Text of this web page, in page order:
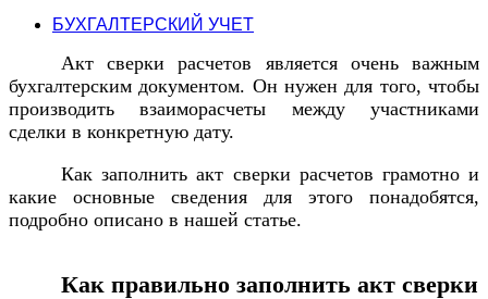
БУХГАЛТЕРСКИЙ УЧЕТ
Акт сверки расчетов является очень важным
бухгалтерским документом. Он нужен для того, чтобы
производить взаиморасчеты между участниками
сделки в конкретную дату.
Как заполнить акт сверки расчетов грамотно и
какие основные сведения для этого понадобятся,
подробно описано в нашей статье.
Как правильно заполнить акт сверки